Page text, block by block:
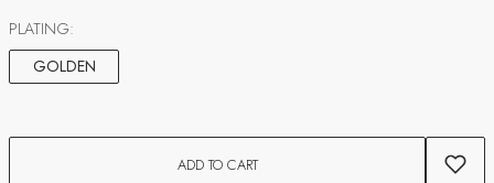
PLATING:
GOLDEN
ADD TO CART